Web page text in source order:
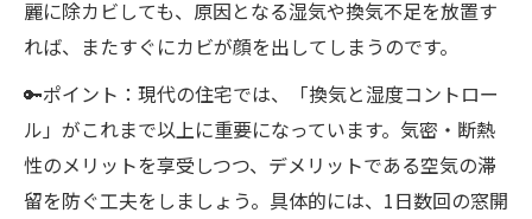
麗に除カビしても、原因となる湿気や換気不足を放置す
れば、またすぐにカビが顔を出してしまうのです。
🔑ポイント：現代の住宅では、「換気と湿度コントロー
ル」がこれまで以上に重要になっています。気密・断熱
性のメリットを享受しつつ、デメリットである空気の滞
留を防ぐ工夫をしましょう。具体的には、1日数回の窓開